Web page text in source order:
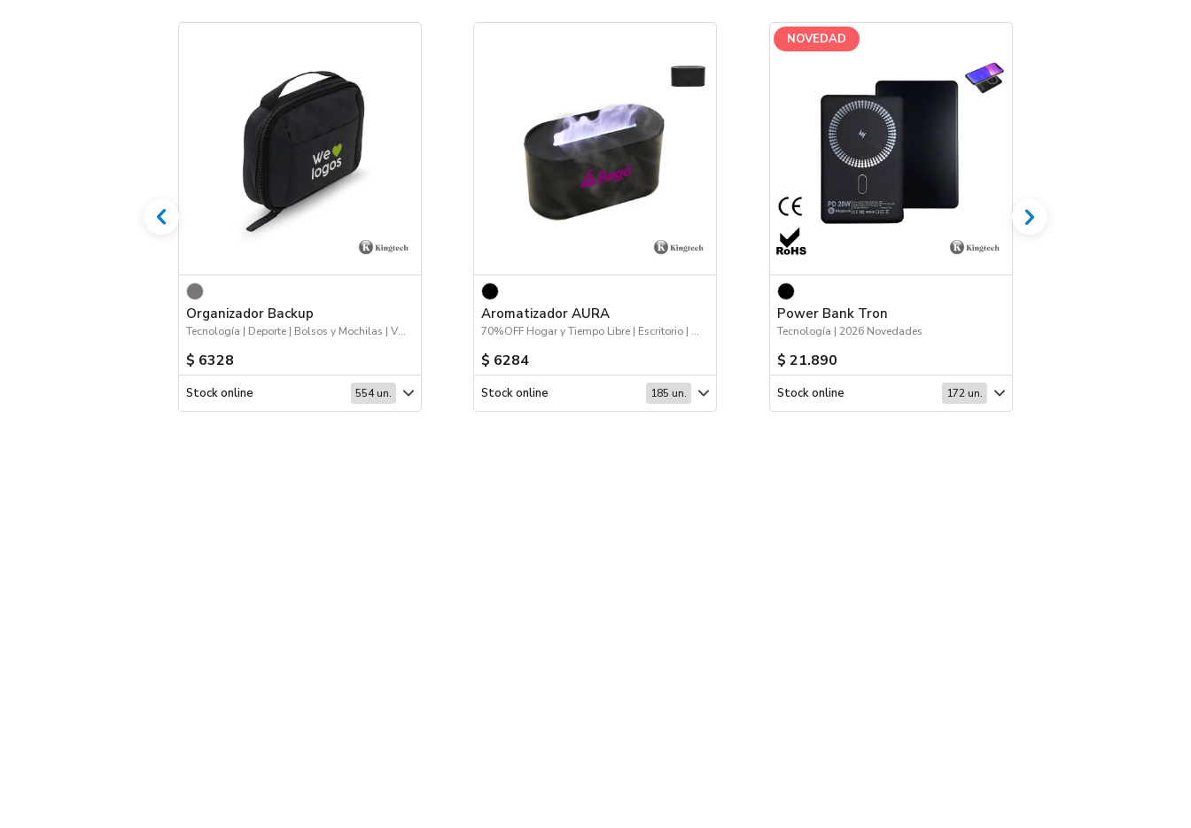
Organizador Backup
Tecnología | Deporte | Bolsos y Mochilas | Viajes
$ 6328
Stock online 554 un.
Aromatizador AURA
70%OFF Hogar y Tiempo Libre | Escritorio | Hogar y Tiempo Libre
$ 6284
Stock online 185 un.
NOVEDAD
Power Bank Tron
Tecnología | 2026 Novedades
$ 21.890
Stock online 172 un.